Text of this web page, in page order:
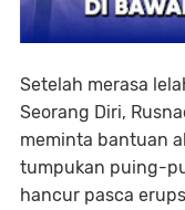
Setelah merasa
Seorang Diri,
meminta bantuan
tumpukan puing-
hancur pasca